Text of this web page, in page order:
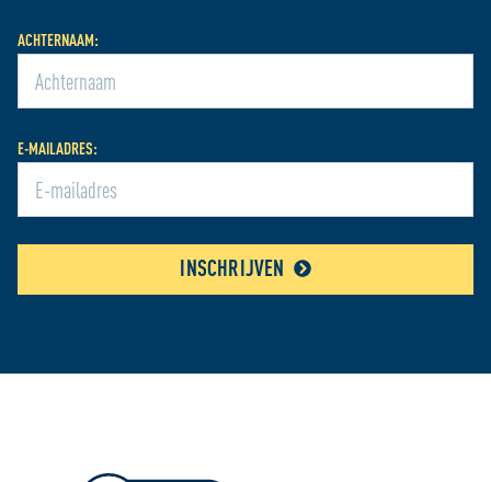
ACHTERNAAM:
E-MAILADRES:
INSCHRIJVEN